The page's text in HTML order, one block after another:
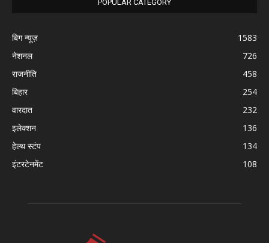
POPULAR CATEGORY
बिग न्यूज़
1583
नेशनल
726
राजनीति
458
बिहार
254
वारदात
232
इलेक्शन
136
हेल्थ स्टंप
134
इंटरटेनमेंट
108